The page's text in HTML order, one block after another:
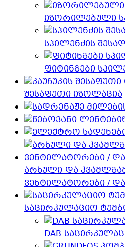
იზორილებული
სპილენძის
ფიტინგები
შესაფუთი იზოლაცია
არხული და
ვენტილატორები /
საცირკულაციო
DAB